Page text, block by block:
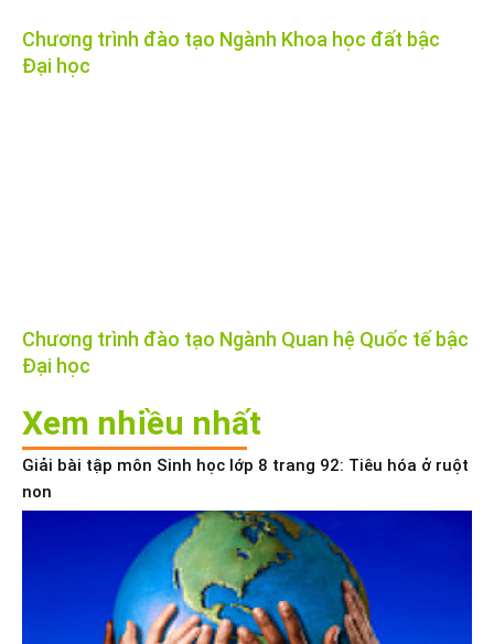
Chương trình đào tạo Ngành Khoa học đất bậc
Đại học
Chương trình đào tạo Ngành Quan hệ Quốc tế bậc
Đại học
Xem nhiều nhất
Giải bài tập môn Sinh học lớp 8 trang 92: Tiêu hóa ở ruột
non